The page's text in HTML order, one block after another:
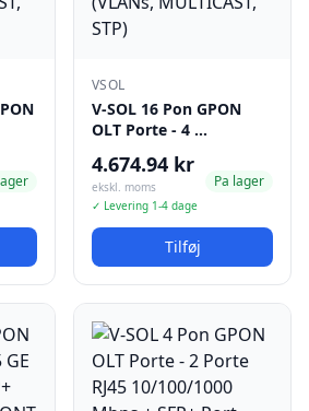
VSOL
V-SOL 16 Pon GPON
OLT Porte - 4 …
4.674.94 kr
ekskl. moms
✓ Levering 1-4 dage
Pa lager
Tilføj